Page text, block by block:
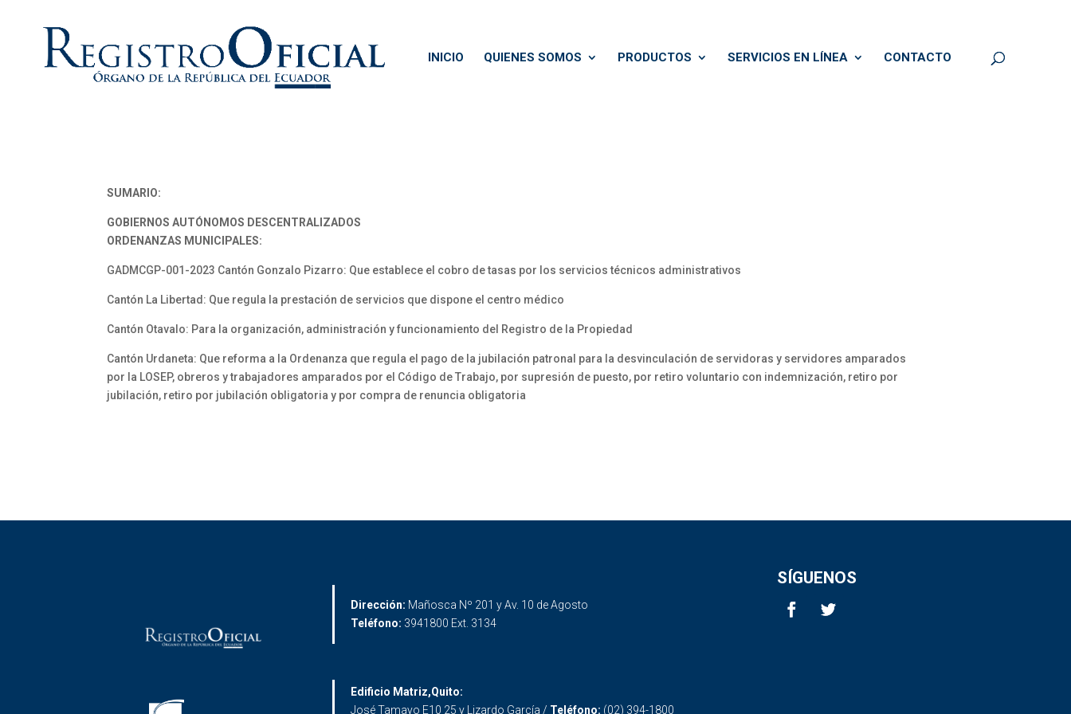
INICIO QUIENES SOMOS PRODUCTOS SERVICIOS EN LÍNEA CONTACTO
SUMARIO:
GOBIERNOS AUTÓNOMOS DESCENTRALIZADOS
ORDENANZAS MUNICIPALES:
GADMCGP-001-2023 Cantón Gonzalo Pizarro: Que establece el cobro de tasas por los servicios técnicos administrativos
Cantón La Libertad: Que regula la prestación de servicios que dispone el centro médico
Cantón Otavalo: Para la organización, administración y funcionamiento del Registro de la Propiedad
Cantón Urdaneta: Que reforma a la Ordenanza que regula el pago de la jubilación patronal para la desvinculación de servidoras y servidores amparados
por la LOSEP, obreros y trabajadores amparados por el Código de Trabajo, por supresión de puesto, por retiro voluntario con indemnización, retiro por
jubilación, retiro por jubilación obligatoria y por compra de renuncia obligatoria
Dirección: Mañosca Nº 201 y Av. 10 de Agosto
Teléfono: 3941800 Ext. 3134
SÍGUENOS
Edificio Matriz,Quito:
José Tamayo E10 25 y Lizardo García / Teléfono: (02) 394-1800